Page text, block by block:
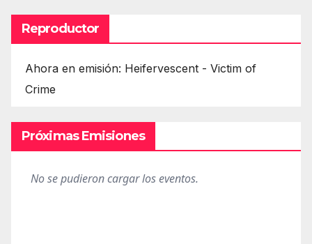
Reproductor
Ahora en emisión: Heifervescent - Victim of
Crime
Próximas Emisiones